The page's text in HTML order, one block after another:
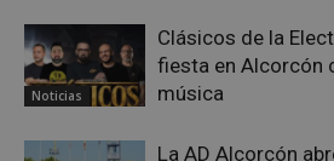
Noticias
Clásicos de la
fiesta en Alcorcón
música
La AD Alcorcón